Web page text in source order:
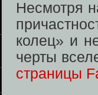
Несмотря
колец» и
черты
страницы